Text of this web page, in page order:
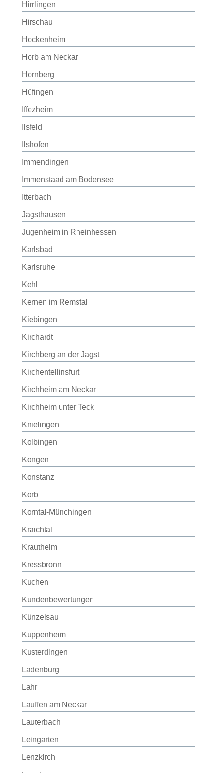
Hirrlingen
Hirschau
Hockenheim
Horb am Neckar
Hornberg
Hüfingen
Iffezheim
Ilsfeld
Ilshofen
Immendingen
Immenstaad am Bodensee
Itterbach
Jagsthausen
Jugenheim in Rheinhessen
Karlsbad
Karlsruhe
Kehl
Kernen im Remstal
Kiebingen
Kirchardt
Kirchberg an der Jagst
Kirchentellinsfurt
Kirchheim am Neckar
Kirchheim unter Teck
Knielingen
Kolbingen
Köngen
Konstanz
Korb
Korntal-Münchingen
Kraichtal
Krautheim
Kressbronn
Kuchen
Kundenbewertungen
Künzelsau
Kuppenheim
Kusterdingen
Ladenburg
Lahr
Lauffen am Neckar
Lauterbach
Leingarten
Lenzkirch